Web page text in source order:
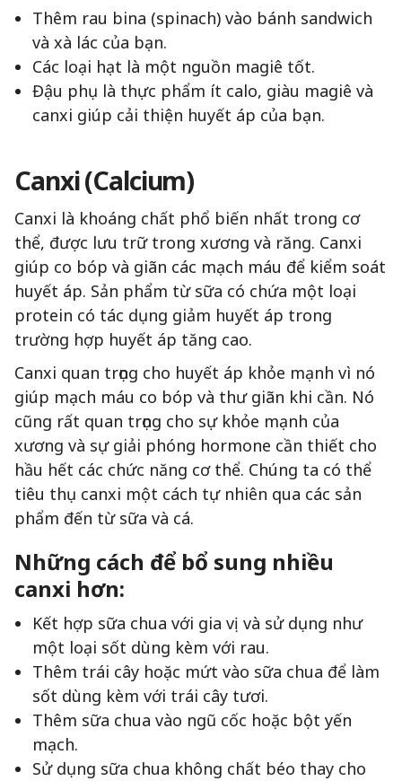
Thêm rau bina (spinach) vào bánh sandwich
và xà lác của bạn.
Các loại hạt là một nguồn magiê tốt.
Đậu phụ là thực phẩm ít calo, giàu magiê và
canxi giúp cải thiện huyết áp của bạn.
Canxi (Calcium)
Canxi là khoáng chất phổ biến nhất trong cơ
thể, được lưu trữ trong xương và răng. Canxi
giúp co bóp và giãn các mạch máu để kiểm soát
huyết áp. Sản phẩm từ sữa có chứa một loại
protein có tác dụng giảm huyết áp trong
trường hợp huyết áp tăng cao.
Canxi quan trọng cho huyết áp khỏe mạnh vì nó
giúp mạch máu co bóp và thư giãn khi cần. Nó
cũng rất quan trọng cho sự khỏe mạnh của
xương và sự giải phóng hormone cần thiết cho
hầu hết các chức năng cơ thể. Chúng ta có thể
tiêu thụ canxi một cách tự nhiên qua các sản
phẩm đến từ sữa và cá.
Những cách để bổ sung nhiều
canxi hơn:
Kết hợp sữa chua với gia vị và sử dụng như
một loại sốt dùng kèm với rau.
Thêm trái cây hoặc mứt vào sữa chua để làm
sốt dùng kèm với trái cây tươi.
Thêm sữa chua vào ngũ cốc hoặc bột yến
mạch.
Sử dụng sữa chua không chất béo thay cho